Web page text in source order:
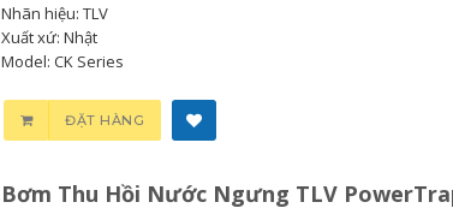
Nhãn hiệu: TLV
Xuất xứ: Nhật
Model: CK Series
ĐẶT HÀNG
Bơm Thu Hồi Nước Ngưng TLV